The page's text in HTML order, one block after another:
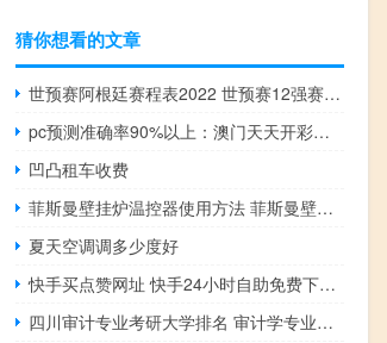
猜你想看的文章
世预赛阿根廷赛程表2022 世预赛12强赛国足赛程
pc预测准确率90%以上：澳门天天开彩资料查询-全面的解析落实-2383.ISO.526
凹凸租车收费
菲斯曼壁挂炉温控器使用方法 菲斯曼壁挂炉24小时热线
夏天空调调多少度好
快手买点赞网址 快手24小时自助免费下单软件
四川审计专业考研大学排名 审计学专业大学排名